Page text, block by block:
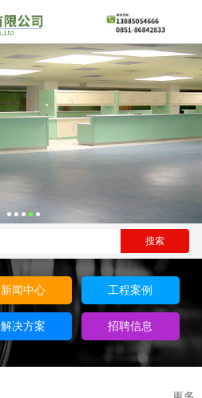
新闻中心 工程案例
解决方案 招聘信息